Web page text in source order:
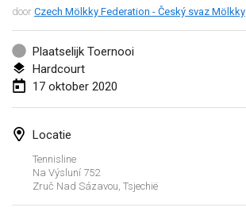
door Czech Mölkky Federation - Český svaz Mölkky
Plaatselijk Toernooi
Hardcourt
17 oktober 2020
Locatie
Tennisline
Na Výsluní 752
Zruč Nad Sázavou Tsjechië
Morukku tama League
12 jan. 2020|Japan
Ystävyysturnaus
18 jan. 2020|
19 jan. 2020
Tournoi d'Hiver